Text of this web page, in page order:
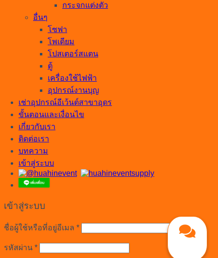
กระจกแต่งตัว
อื่นๆ
โซฟา
โพเดียม
โปสเตอร์สแตน
ตู้
เครื่องใช้ไฟฟ้า
อุปกรณ์งานบุญ
เช่าอุปกรณ์อีเว้นต์สาขาอุดร
ขั้นตอนและเงื่อนไข
เกี่ยวกับเรา
ติดต่อเรา
บทความ
เข้าสู่ระบบ
เข้าสู่ระบบ
ชื่อผู้ใช้หรือที่อยู่อีเมล *ต้องการ
รหัสผ่าน *ต้องการ